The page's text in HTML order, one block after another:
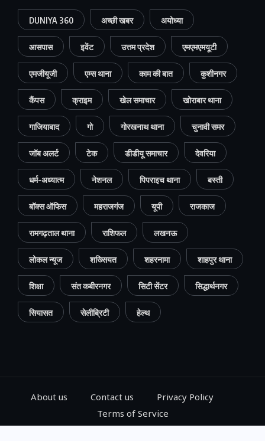
DUNIYA 360 अच्छी खबर अयोध्या
आसपास इवेंट उत्तम प्रदेश एमएमएमयूटी
एमजीयूजी एम्स थाना काम की बात कुशीनगर
कैंपस क्राइम खेल समाचार खोराबार थाना
गाजियाबाद गो गोरखनाथ थाना चुनावी समर
जॉब अलर्ट टेक डीडीयू समाचार देवरिया
धर्म-अध्यात्म नेशनल पिपराइच थाना बस्ती
बॉक्स ऑफिस महराजगंज यूपी राजकाज
रामगढ़ताल थाना राशिफल लखनऊ
लोकल न्यूज शख्सियत शहरनामा शाहपुर थाना
शिक्षा संत कबीरनगर सिटी सेंटर सिद्धार्थनगर
सियासत सेलीब्रिटी हेल्थ
About us Contact us
Privacy Policy
Terms of Service